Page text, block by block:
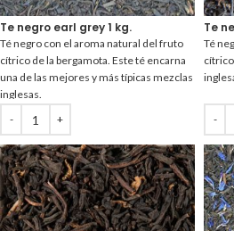
Te negro earl grey 1 kg.
Té negro con el aroma natural del fruto
cítrico de la bergamota. Este té encarna
una de las mejores y más típicas mezclas
inglesas.
Te
Té